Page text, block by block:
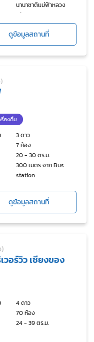
นานาชาติแม่ฟ้าหลวง
เชียงราย
ดูข้อมูลสถานที่
รื่องดื่ม
3 ดาว
7 ห้อง
20 - 30 ตร.ม.
300 เมตร จาก Bus
station
ดูข้อมูลสถานที่
วอร์วิว เชียงของ
4 ดาว
70 ห้อง
24 - 39 ตร.ม.